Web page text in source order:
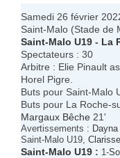
Samedi 26 février
Saint-Malo (Stade de
Saint-Malo U19 - La
Spectateurs : 30
Arbitre : Elie Pinault
Horel Pigre.
Buts pour Saint-Malo
Buts pour La Roche-
Margaux Bêche 21'
Avertissements :
Saint-Malo U19,
Saint-Malo U19 : 1-